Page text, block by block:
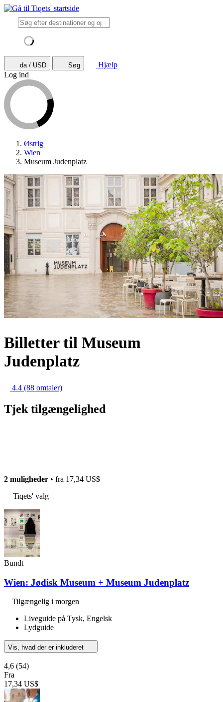
da / USD Søg
Hjælp
Log ind
Østrig
Wien
Museum Judenplatz
Billetter til Museum
Judenplatz
4.4 (88 omtaler)
Tjek tilgængelighed
2 muligheder • fra 17,34 US$
Tiqets' valg
Bundt
Wien: Jødisk Museum + Museum Judenplatz
Tilgængelig i morgen
Liveguide på Tysk, Engelsk
Lydguide
Vis, hvad der er inkluderet
4,6 (54)
Fra
17,34 US$